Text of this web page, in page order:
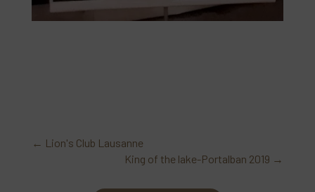
← Lion's Club Lausanne
King of the lake-Portalban 2019 →